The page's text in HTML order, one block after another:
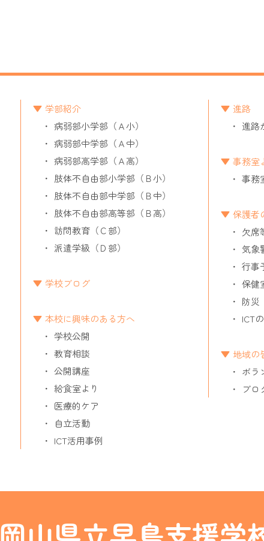
学部紹介
病弱部小学部（Ａ小）
病弱部中学部（Ａ中）
病弱部高学部（Ａ高）
肢体不自由部小学部（Ｂ小）
肢体不自由部中学部（Ｂ中）
肢体不自由部高等部（Ｂ高）
訪問教育（Ｃ部）
派遣学級（Ｄ部）
学校ブログ
本校に興味のある方へ
学校公開
教育相談
公開講座
給食室より
医療的ケア
自立活動
ICT活用事例
進路
進路
事務室
事務
保護者
欠席
気象
行事
保健
防災
ICT
地域の
ボラ
ブロ